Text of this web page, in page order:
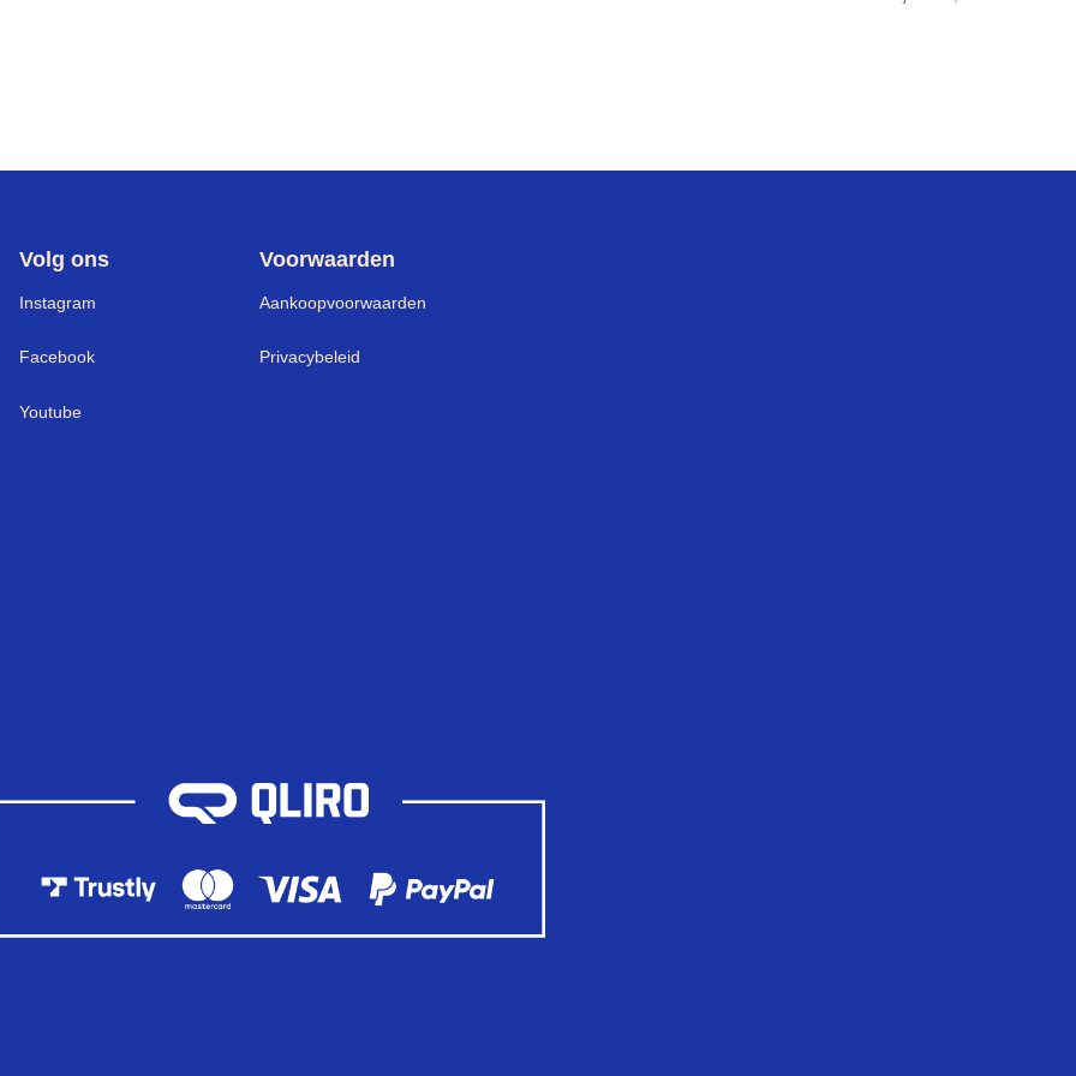
Volg ons
Instagram
Facebook
Youtube
Voorwaarden
Aankoopvoorwaarden
Privacybeleid